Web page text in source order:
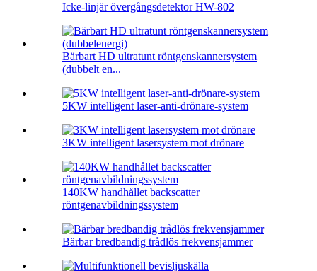
Icke-linjär övergångsdetektor HW-802
Bärbart HD ultratunt röntgenskannersystem
(dubbelt en...
5KW intelligent laser-anti-drönare-system
3KW intelligent lasersystem mot drönare
140KW handhållet backscatter
röntgenavbildningssystem
Bärbar bredbandig trådlös frekvensjammer